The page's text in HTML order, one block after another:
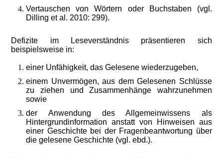
Vertauschen von Wörtern oder Buchstaben (vgl.
Dilling et al. 2010: 299).
Defizite im Leseverständnis präsentieren sich
beispielsweise in:
einer Unfähigkeit, das Gelesene wiederzugeben,
einem Unvermögen, aus dem Gelesenen Schlüsse
zu ziehen und Zusammenhänge wahrzunehmen
sowie
der Anwendung des Allgemeinwissens als
Hintergrundinformation anstatt von Hinweisen aus
einer Geschichte bei der Fragenbeantwortung über
die gelesene Geschichte (vgl. ebd.).